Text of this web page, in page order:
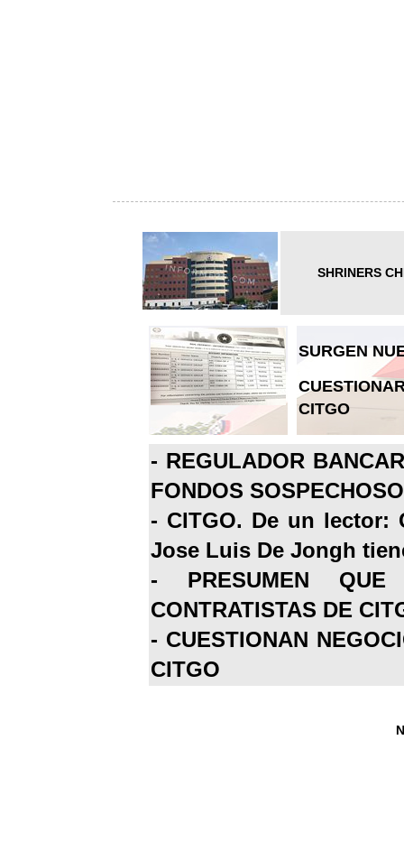
SHRINERS
SURGEN
CITGO
- REGULADOR
FONDOS
- CITGO. De un lector:
Jose Luis De Jongh
- PRESUMEN
CONTRATISTAS DE
- CUESTIONAN
CITGO